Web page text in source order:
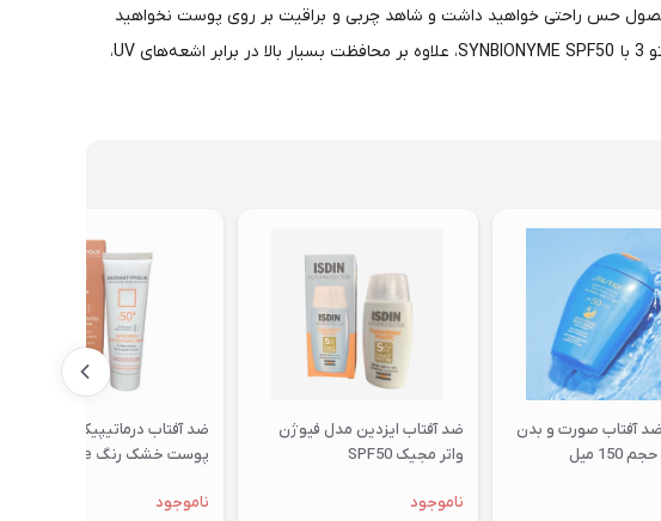
حس راحتی خواهید داشت و شاهد چربی و براقیت بر روی پوست نخواهید
بود. بعلاوه عوامل مرطوب‌کننده در ترکیبات این محصول موجب آبرسانی به سطح پوست می‌شود. کرم ضد آفتاب و ضد لک فوتو 3 با SYNBIONYME SPF50، علاوه بر محافظت بسیار بالا در برابر اشعه‌های UV،
آفتاب صورت و بدن
میل
ضد آفتاب ایزدین مدل فیوژن
واتر مجیک SPF50
ناموجود
ضد آفتاب درماتیپیک هیدرا
پوست خشک رنگ Rose Beige
ناموجود